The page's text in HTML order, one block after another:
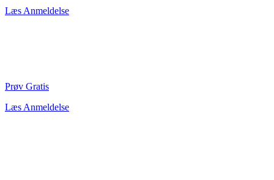
Læs Anmeldelse
Prøv Gratis
Læs Anmeldelse